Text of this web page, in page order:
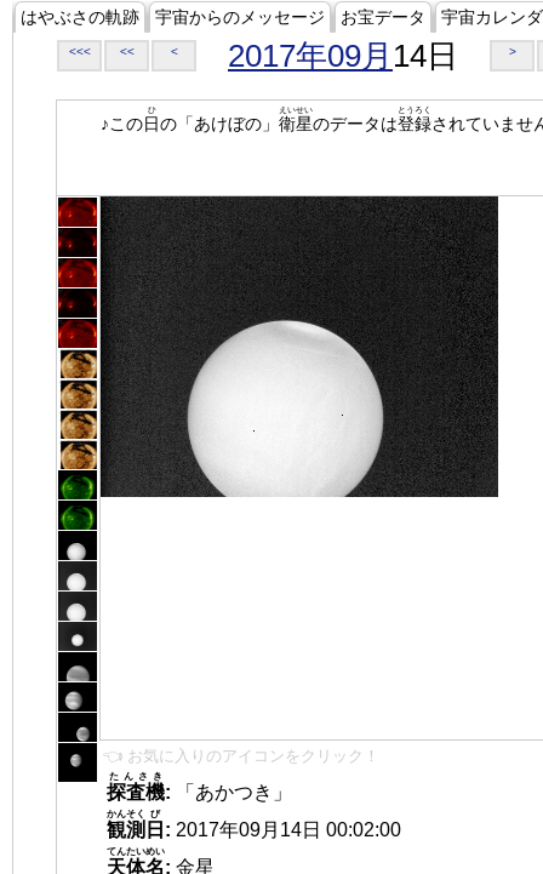
はやぶさの軌跡 宇宙からのメッセージ お宝データ 宇宙カレン
<<< << < 2017年09月 14日 >
♪この日
ひ
の「あけぼの」 衛星
えいせい
のデータは登録
とうろく
されていませ
👈 お気に入りのアイコンをクリック！
探査機
たんさき
:
「あかつき」
観測
かんそく
日
び
: 2017年09月14日 00:02:00
天体名
てんたいめい
: 金星